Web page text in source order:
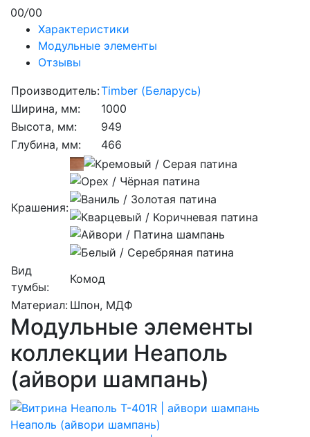
00/00
Характеристики
Модульные элементы
Отзывы
Производитель:Timber (Беларусь)
Ширина, мм:
1000
Высота, мм:
949
Глубина, мм:
466
Крашения:
Вид
тумбы:
Комод
Материал: Шпон, МДФ
Модульные элементы
коллекции Неаполь
(айвори шампань)
Неаполь (айвори шампань)